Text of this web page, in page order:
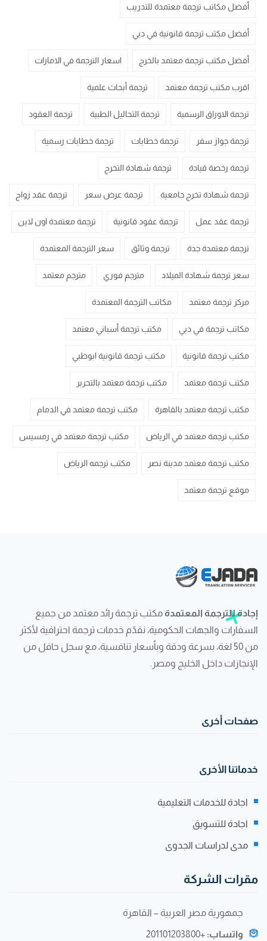
أفضل مكاتب ترجمة معتمدة للتدريب
أفضل مكتب ترجمة قانونية في دبي
أفضل مكتب ترجمة معتمد بالخرج اسعار الترجمة في الامارات
اقرب مكتب ترجمة معتمد ترجمة أبحاث علمية
ترجمة الاوراق الرسمية ترجمة التحاليل الطبية ترجمة العقود
ترجمة جواز سفر ترجمة خطابات ترجمة خطابات رسمية
ترجمة رخصة قيادة ترجمة شهادة التخرج
ترجمة شهادة تخرج جامعية ترجمة عرض سعر ترجمة عقد زواج
ترجمة عقد عمل ترجمة عقود قانونية ترجمة معتمدة اون لاين
ترجمة معتمدة جدة ترجمة وثائق سعر الترجمة المعتمدة
سعر ترجمة شهادة الميلاد مترجم فوري مترجم معتمد
مركز ترجمة معتمد مكاتب الترجمة المعتمدة
مكاتب ترجمة في دبي مكتب ترجمة أسباني معتمد
مكتب ترجمة قانونية مكتب ترجمة قانونية ابوظبي
مكتب ترجمة معتمد مكتب ترجمة معتمد بالتحرير
مكتب ترجمة معتمد بالقاهرة مكتب ترجمة معتمد في الدمام
مكتب ترجمة معتمد في الرياض مكتب ترجمة معتمد في رمسيس
مكتب ترجمة معتمد مدينة نصر مكتب ترجمه الرياض
موقع ترجمة معتمد
إجادة للترجمة المعتمدة مكتب ترجمة رائد معتمد من جميع
السفارات والجهات الحكومية، نقدّم خدمات ترجمة احترافية لأكثر
من 50 لغة، بسرعة ودقة وبأسعار تنافسية، مع سجل حافل من
الإنجازات داخل الخليج ومصر.
صفحات أخرى
خدماتنا الأخرى
اجادة للخدمات التعليمية
اجادة للتسويق
مدى لدراسات الجدوى
مقرات الشركة
جمهورية مصر العربية – القاهرة
واتساب: +201101203800